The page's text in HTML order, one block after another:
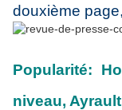
douxième
Popularité:
niveau,